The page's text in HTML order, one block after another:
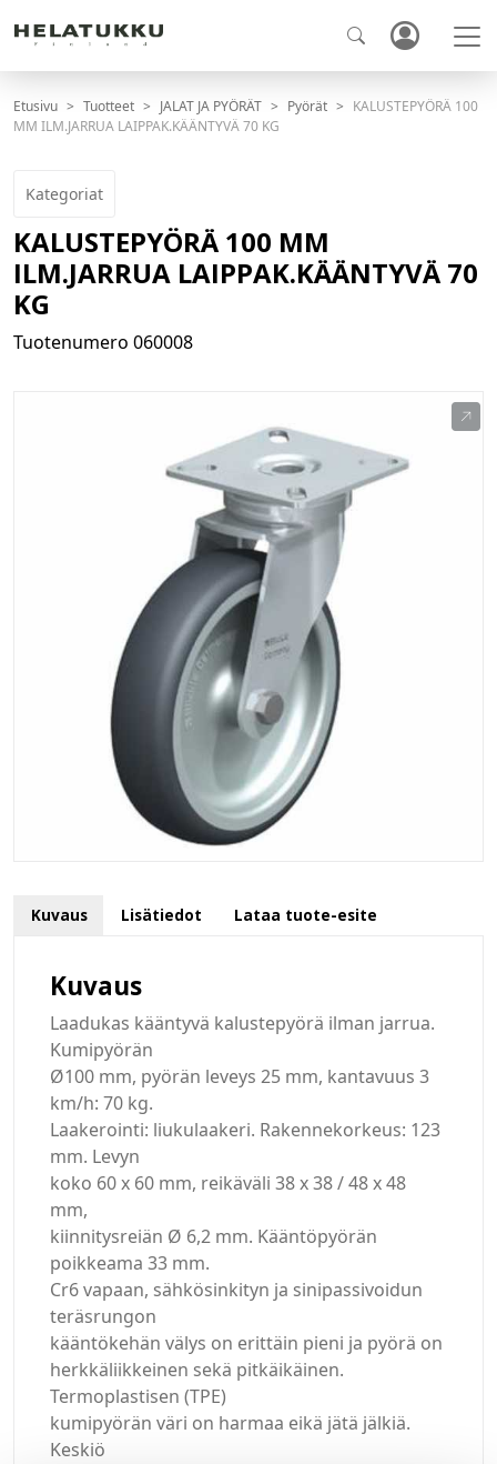
Etusivu Tuotteet JALAT JA PYÖRÄT Pyörät
KALUSTEPYÖRÄ 100
MM ILM.JARRUA LAIPPAK.KÄÄNTYVÄ 70 KG
Kategoriat
KALUSTEPYÖRÄ 100 MM
ILM.JARRUA LAIPPAK.KÄÄNTYVÄ 70
KG
Tuotenumero 060008
Kuvaus Lisätiedot Lataa tuote-esite
Kuvaus
Laadukas kääntyvä kalustepyörä ilman jarrua.
Kumipyörän
Ø100 mm, pyörän leveys 25 mm, kantavuus 3
km/h: 70 kg.
Laakerointi: liukulaakeri. Rakennekorkeus: 123
mm. Levyn
koko 60 x 60 mm, reikäväli 38 x 38 / 48 x 48
mm,
kiinnitysreiän Ø 6,2 mm. Kääntöpyörän
poikkeama 33 mm.
Cr6 vapaan, sähkösinkityn ja sinipassivoidun
teräsrungon
kääntökehän välys on erittäin pieni ja pyörä on
herkkäliikkeinen sekä pitkäikäinen.
Termoplastisen (TPE)
kumipyörän väri on harmaa eikä jätä jälkiä.
Keskiö